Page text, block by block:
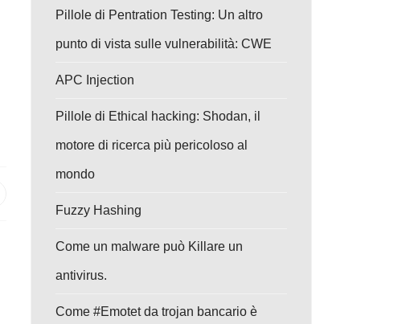
Pillole di Pentration Testing: Un altro
punto di vista sulle vulnerabilità: CWE
APC Injection
Pillole di Ethical hacking: Shodan, il
motore di ricerca più pericoloso al
mondo
Fuzzy Hashing
Come un malware può Killare un
antivirus.
Come #Emotet da trojan bancario è